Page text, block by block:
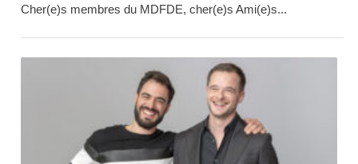
Cher(e)s membres du MDFDE, cher(e)s Ami(e)s...